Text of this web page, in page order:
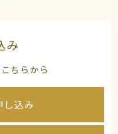
み
ちらから
し込み